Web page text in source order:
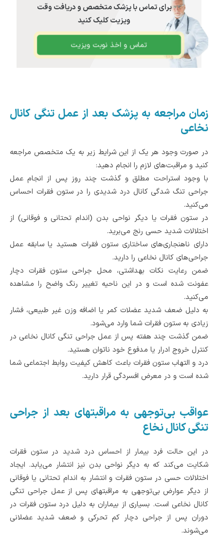
برای تماس با پزشک متخصص و دریافت وقت
ویزیت کلیک کنید
تماس و اخذ نوبت ویزیت
زمان مراجعه به پزشک بعد از عمل تنگی کانال
نخاعی
در صورت وجود هر یک از این شرایط زیر به یک متخصص‌ مراجعه
کنید و مراقبت‌های لازم را انجام دهید:
با وجود استراحت مطلق ‌و گذشت چند روز پس از انجام عمل
جراحی تنگ شدگی کانال درد شدیدی را در ستون فقرات احساس
می‌کنید.
در ستون فقرات یا دیگر نواحی بدن (اندام‌ تحتانی و فوقانی) از
اختلالات شدید حسی رنج می‌برید.
دارای ناهنجاری‌های ساختاری ستون فقرات هستید یا سابقه عمل
جراحی‌های کانال‌ نخاعی را دارید.
ضمن رعایت نکات بهداشتی، محل جراحی‌ ستون فقرات دچار
عفونت شده است و در این ناحیه تغییر رنگ واضح را مشاهده
می‌کنید.
به دلیل ضعف شدید عضلات کمر یا اضافه وزن غیر طبیعی، فشار
زیادی به ستون فقرات شما وارد می‌شود.
ضمن گذشت چند هفته پس از عمل جراحی تنگی کانال نخاعی در
کنترل‌ خروج ادرار یا مدفوع خود ناتوان هستید.
درد و التهاب ستون فقرات باعث کاهش کیفیت روابط اجتماعی شما
شده است و در معرض افسردگی‌ قرار دارید.
عواقب بی‌توجهی به مراقبتهای بعد از جراحی
تنگی کانال نخاع
در این حالت فرد بیمار از احساس درد شدید در ستون فقرات
شکایت می‌کند که به دیگر نواحی بدن نیز انتشار می‌یابد. ایجاد
اختلالات حسی در ستون فقرات و انتشار به اندام تحتانی یا فوقانی
از دیگر عوارض بی‌توجهی به مراقبتهای پس از عمل جراحی تنگی
کانال نخاعی است. بسیاری از بیماران به دلیل درد ستون فقرات در
دوران پس از جراحی دچار کم تحرکی و ضعف شدید عضلانی
می‌شوند.